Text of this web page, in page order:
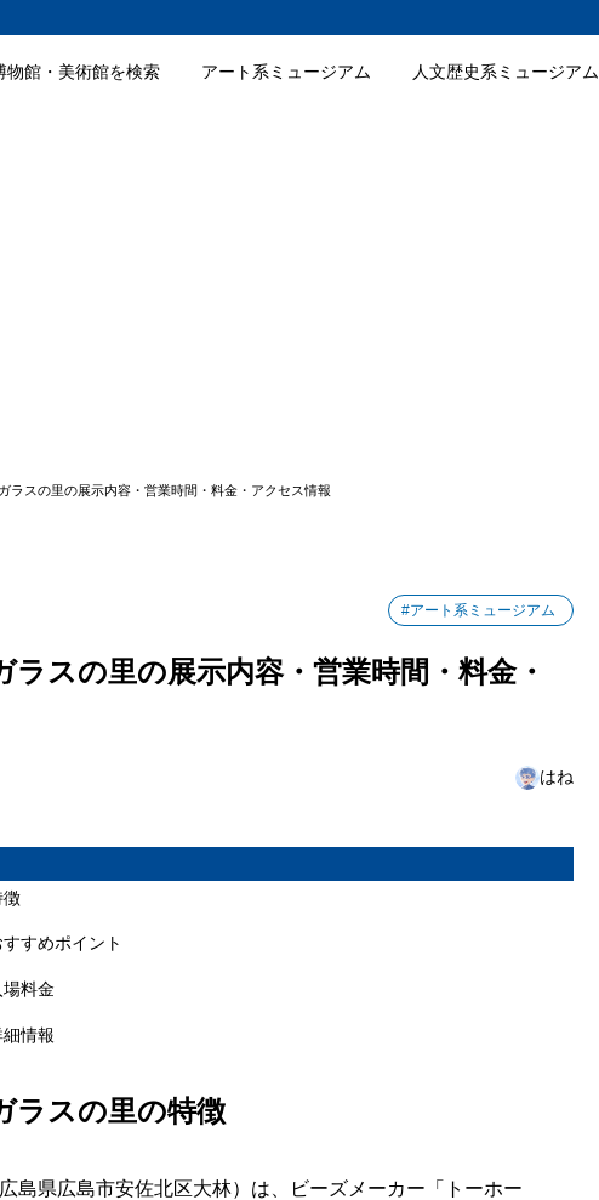
物館・美術館を検索 アート系ミュージアム 人文歴史系ミュージアム
ラスの里の展示内容・営業時間・料金・アクセス情報
#アート系ミュージアム
スの里の展示内容・営業時間・料金・
はね
徴
すめポイント
料金
情報
ラスの里の特徴
島県広島市安佐北区大林）は、ビーズメーカー「トーホー